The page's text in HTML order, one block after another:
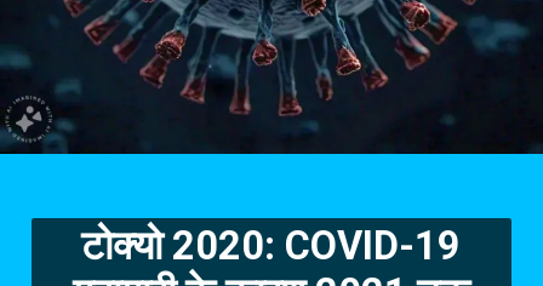
टोक्यो 2020: COVID-19